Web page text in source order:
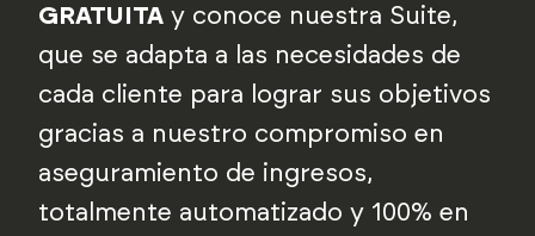
GRATUITA y conoce nuestra Suite,
que se adapta a las necesidades de
cada cliente para lograr sus objetivos
gracias a nuestro compromiso en
aseguramiento de ingresos,
totalmente automatizado y 100% en